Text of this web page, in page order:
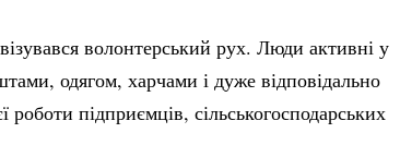
волонтерський рух. Люди активні у
одягом, харчами і дуже відповідально
роботи підприємців, сільськогосподарських